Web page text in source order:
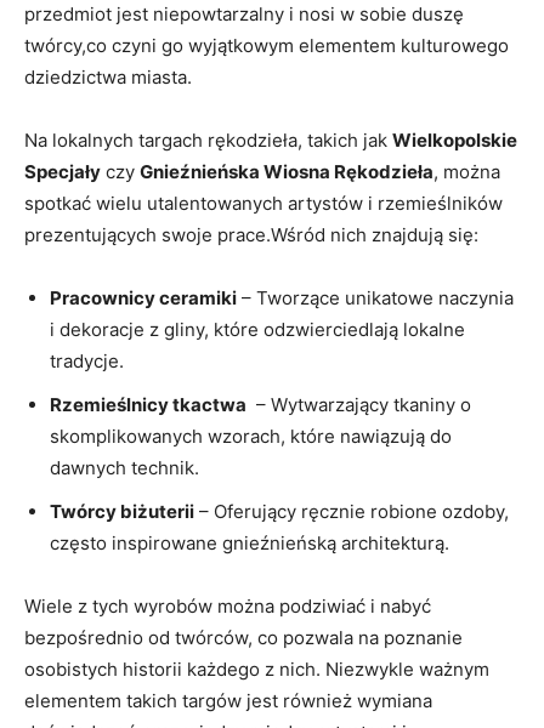
przedmiot⁣ jest niepowtarzalny i nosi w sobie duszę
twórcy,co czyni go‍ wyjątkowym⁢ elementem kulturowego
dziedzictwa miasta.
Na lokalnych targach ‍rękodzieła, takich jak‍ Wielkopolskie
Specjały czy Gnieźnieńska Wiosna Rękodzieła, można
⁣spotkać wielu⁢ utalentowanych artystów i rzemieślników
prezentujących swoje ⁢prace.Wśród​ nich⁤ znajdują‌ się:
Pracownicy ⁢ceramiki – Tworzące unikatowe⁣ naczynia
i dekoracje ⁢z gliny,⁣ które odzwierciedlają lokalne
tradycje.
Rzemieślnicy tkactwa ‍ – Wytwarzający tkaniny o‍
skomplikowanych wzorach, które‌ nawiązują do
dawnych technik.
Twórcy‌ biżuterii – Oferujący⁤ ręcznie ​robione ozdoby,
często inspirowane gnieźnieńską architekturą.
Wiele z tych⁣ wyrobów ⁣można podziwiać i‍ nabyć
⁢bezpośrednio od twórców, co ‌pozwala na poznanie
osobistych historii każdego z‍ nich. Niezwykle ważnym
elementem takich targów jest również wymiana